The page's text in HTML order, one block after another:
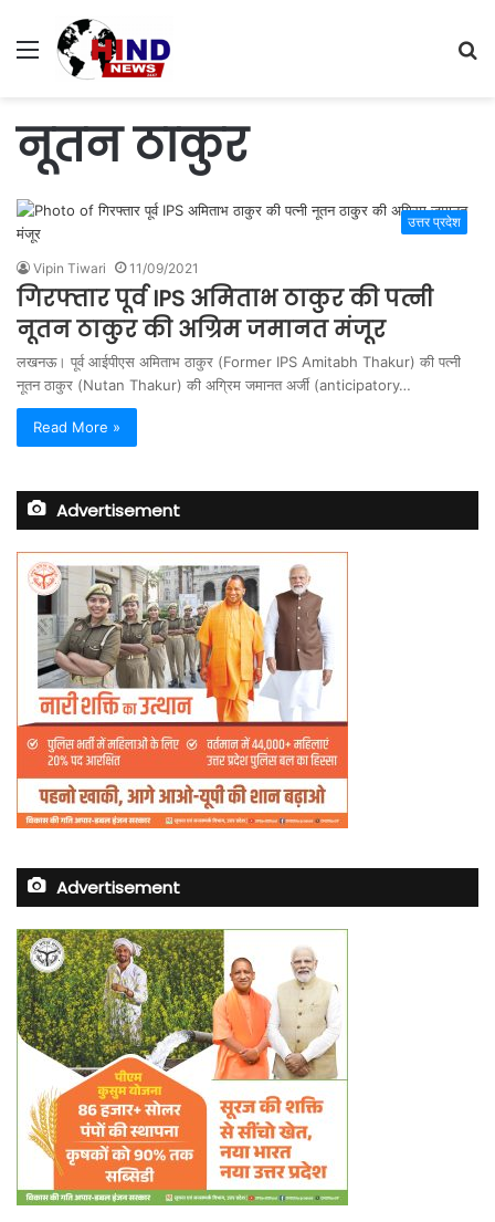
Menu
नूतन ठाकुर
उत्तर प्रदेश
Vipin Tiwari 11/09/2021
गिरफ्तार पूर्व IPS अमिताभ ठाकुर की पत्नी
नूतन ठाकु़र की अग्रिम जमानत मंजूर
लखनऊ। पूर्व आईपीएस अमिताभ ठाकुर (Former IPS Amitabh Thakur) की पत्नी
नूतन ठाकुर (Nutan Thakur) की अग्रिम जमानत अर्जी (anticipatory…
Read More »
Advertisement
Advertisement